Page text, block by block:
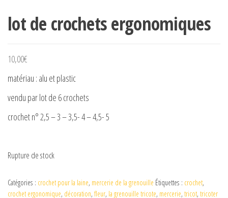
lot de crochets ergonomiques
10,00€
matériau : alu et plastic
vendu par lot de 6 crochets
crochet n° 2,5 – 3 – 3,5- 4 – 4,5- 5
Rupture de stock
Catégories : crochet pour la laine, mercerie de la grenouille Étiquettes : crochet,
crochet ergonomique, décoration, fleur, la grenouille tricote, mercerie, tricot, tricoter